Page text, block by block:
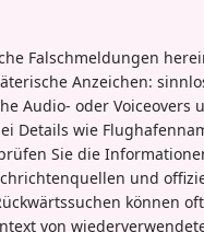
Falschmeldungen
Anzeichen:
Audio- oder Voiceovers
Details wie
Sie die
und
können
von